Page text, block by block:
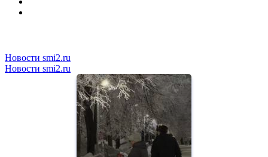
Новости smi2.ru
Новости smi2.ru